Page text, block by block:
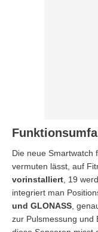
Die neue Smartwatch
vermuten lässt, auf
vorinstalliert, 19
integriert man
und GLONASS,
zur Pulsmessung und